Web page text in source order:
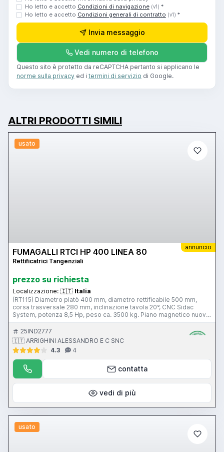
Ho letto e accetto Condizioni di navigazione (v1) *
Ho letto e accetto Condizioni generali di contratto (v1) *
Invia messaggio
Vedi numero di telefono
Questo sito è protetto da reCAPTCHA pertanto si applicano le
norme sulla privacy ed i termini di servizio di Google.
ALTRI PRODOTTI SIMILI
usato
annuncio
FUMAGALLI RTCI HP 400 LINEA 80
Rettificatrici Tangenziali
prezzo su richiesta
Localizzazione: 🇮🇹 Italia
(RT115) Diametro platò 400 mm, diametro rettificabile 500 mm,
corsa trasversale 280 mm, inclinazione tavola 20°, CNC Sidac
System, potenza 8,5 Hp, peso ca. 3500 kg. Piano magnetico nuovo
SPD, diamantatore mola automatico.
25IND2777
🇮🇹 ARRIGHINI ALESSANDRO E C SNC
4.3
4
contatta
vedi di più
usato